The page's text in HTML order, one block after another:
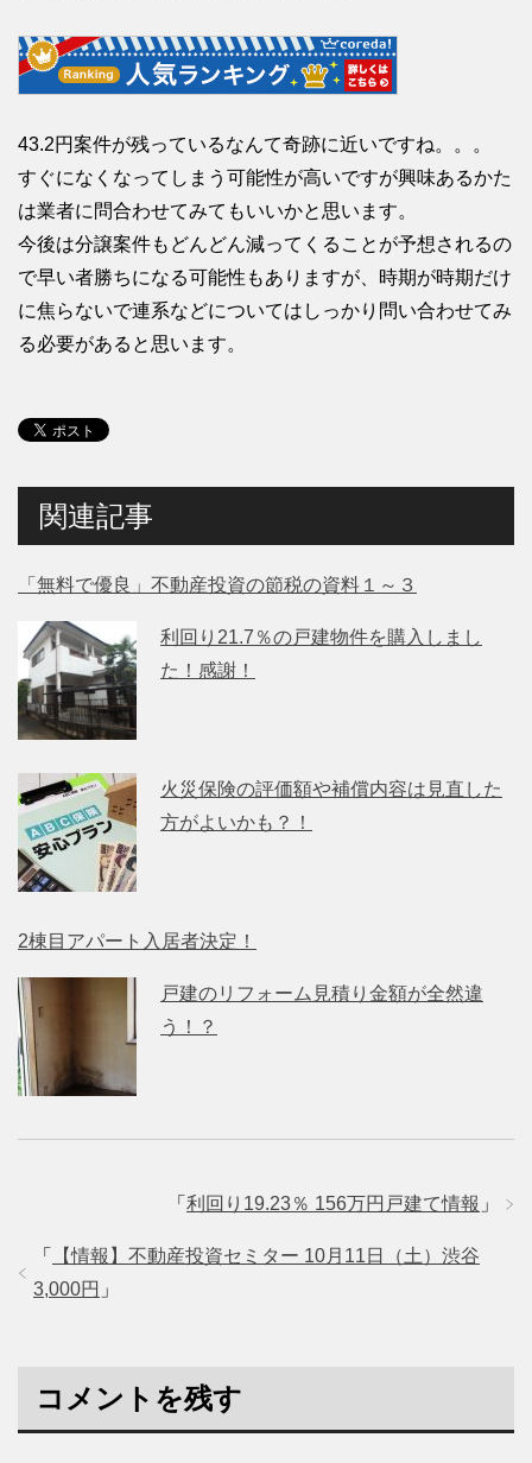
43.2円案件が残っているなんて奇跡に近いですね。。。
すぐになくなってしまう可能性が高いですが興味あるかた
は業者に問合わせてみてもいいかと思います。
今後は分譲案件もどんどん減ってくることが予想されるの
で早い者勝ちになる可能性もありますが、時期が時期だけ
に焦らないで連系などについてはしっかり問い合わせてみ
る必要があると思います。
関連記事
「無料で優良」不動産投資の節税の資料１～３
利回り21.7％の戸建物件を購入しまし
た！感謝！
火災保険の評価額や補償内容は見直した
方がよいかも？！
2棟目アパート入居者決定！
戸建のリフォーム見積り金額が全然違
う！？
「 利回り19.23％ 156万円戸建て情報 」
「
【情報】不動産投資セミター 10月11日（土）渋谷
3,000円 」
コメントを残す